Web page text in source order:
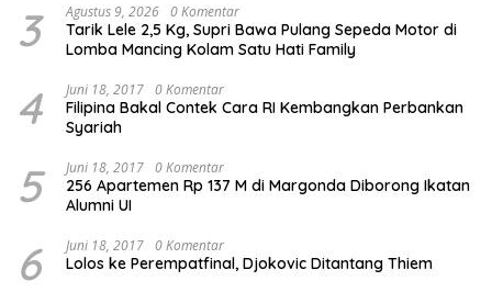
3 Agustus 9, 2026 0 Komentar
Tarik Lele 2,5 Kg, Supri Bawa Pulang Sepeda Motor di
Lomba Mancing Kolam Satu Hati Family
4 Juni 18, 2017 0 Komentar
Filipina Bakal Contek Cara RI Kembangkan Perbankan
Syariah
5 Juni 18, 2017 0 Komentar
256 Apartemen Rp 137 M di Margonda Diborong Ikatan
Alumni UI
6 Juni 18, 2017 0 Komentar
Lolos ke Perempatfinal, Djokovic Ditantang Thiem